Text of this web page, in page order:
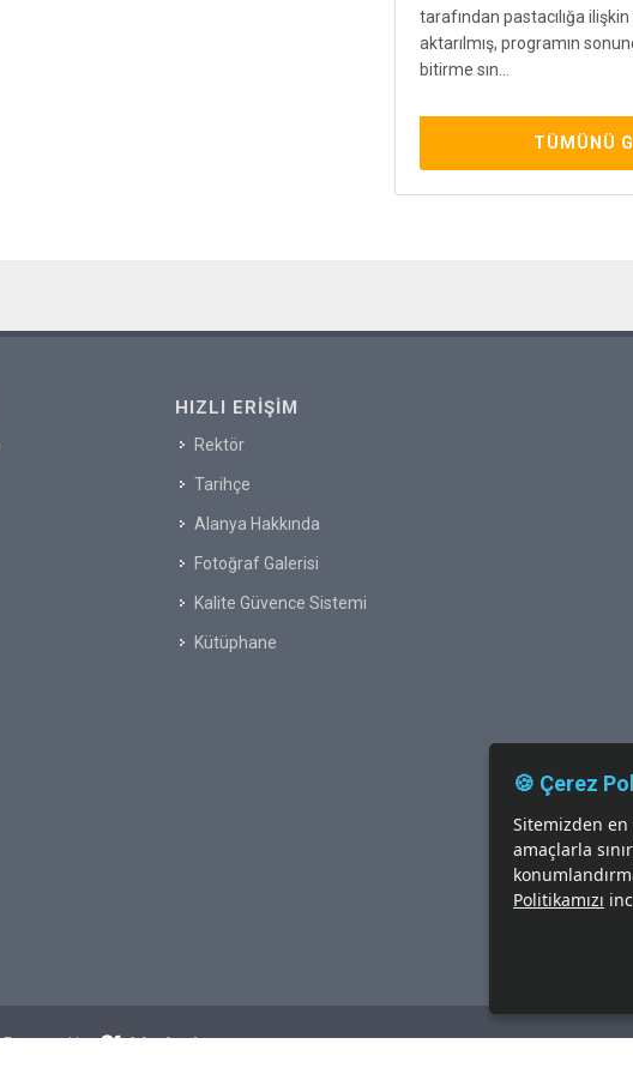
tarafından pastacılığa
aktarılmış, programın
bitirme sın...
TÜMÜNÜ
HIZLI ERIŞIM
Rektör
Tarihçe
Alanya Hakkında
Fotoğraf Galerisi
Kalite Güvence Sistemi
Kütüphane
Powered by
🍪 Çerez
Sitemizden
amaçlarla
Politikamızı